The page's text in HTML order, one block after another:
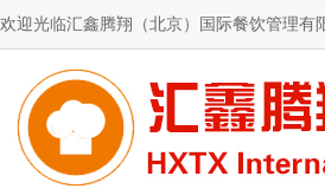
欢迎光临汇鑫腾翔（北京）国际餐饮管理有